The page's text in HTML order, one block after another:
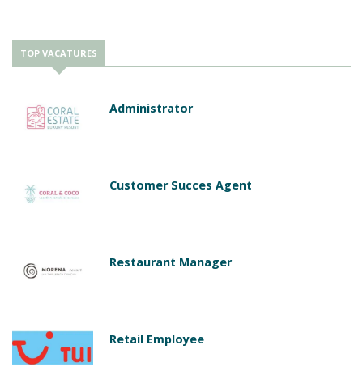
TOP VACATURES
Administrator
Customer Succes Agent
Restaurant Manager
Retail Employee